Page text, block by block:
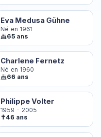
Eva Medusa Gühne
Né en 1961
65 ans
Charlene Fernetz
Né en 1960
66 ans
Philippe Volter
1959 - 2005
✝46 ans